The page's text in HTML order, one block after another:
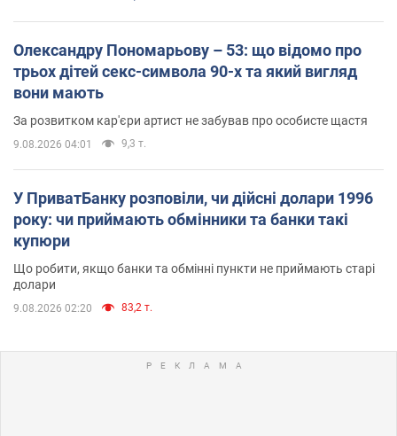
Олександру Пономарьову – 53: що відомо про
трьох дітей секс-символа 90-х та який вигляд
вони мають
За розвитком кар'єри артист не забував про особисте щастя
9.08.2026 04:01 9,3 т.
У ПриватБанку розповіли, чи дійсні долари 1996
року: чи приймають обмінники та банки такі
купюри
Що робити, якщо банки та обмінні пункти не приймають старі
долари
9.08.2026 02:20 83,2 т.